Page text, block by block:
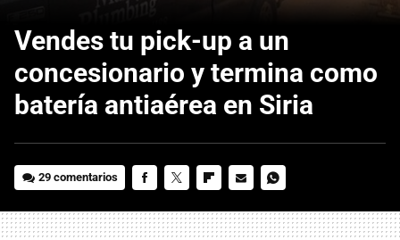
Vendes tu pick-up a un
concesionario y termina como
batería antiaérea en Siria
29 comentarios
MAIL